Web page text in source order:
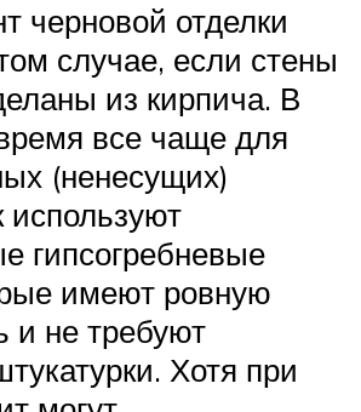
черновой отделки
случае, если стены
из кирпича. В
все чаще для
(ненесущих)
используют
гипсогребневые
имеют ровную
и не требуют
Хотя при